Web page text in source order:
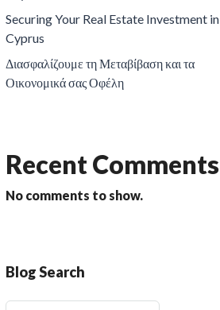
Securing Your Real Estate Investment in
Cyprus
Διασφαλίζουμε τη Μεταβίβαση και τα
Οικονομικά σας Οφέλη
Recent Comments
No comments to show.
Blog Search